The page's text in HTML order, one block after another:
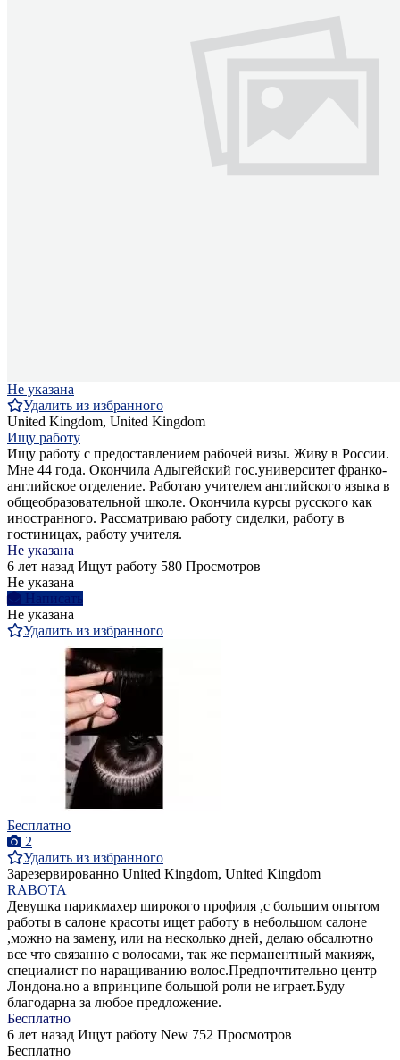
Не указана
Удалить из избранного
United Kingdom, United Kingdom
Ищу работу
Ищу работу с предоставлением рабочей визы. Живу в России.
Мне 44 года. Окончила Адыгейский гос.университет франко-
английское отделение. Работаю учителем английского языка в
общеобразовательной школе. Окончила курсы русского как
иностранного. Рассматриваю работу сиделки, работу в
гостиницах, работу учителя.
Не указана
6 лет назад Ищут работу 580 Просмотров
Не указана
Написать
Не указана
Удалить из избранного
Бесплатно
2
Удалить из избранного
Зарезервированно United Kingdom, United Kingdom
RABOTA
Девушка парикмахер широкого профиля ,с большим опытом
работы в салоне красоты ищет работу в небольшом салоне
,можно на замену, или на несколько дней, делаю обсалютно
все что связанно с волосами, так же перманентный макияж,
специалист по наращиванию волос.Предпочтительно центр
Лондона.но а впринципе большой роли не играет.Буду
благодарна за любое предложение.
Бесплатно
6 лет назад Ищут работу New 752 Просмотров
Бесплатно